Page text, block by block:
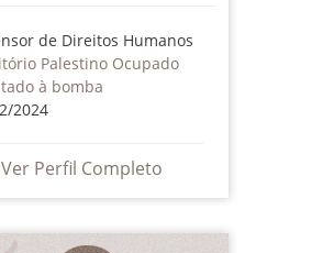
de Direitos Humanos
Palestino Ocupado
à bomba
2024
Ver Perfil Completo